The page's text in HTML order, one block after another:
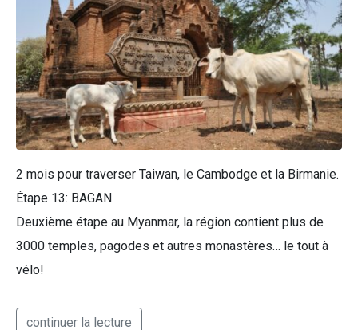
2 mois pour traverser Taiwan, le Cambodge et la Birmanie.
Étape 13: BAGAN
Deuxième étape au Myanmar, la région contient plus de
3000 temples, pagodes et autres monastères… le tout à
vélo!
continuer la lecture